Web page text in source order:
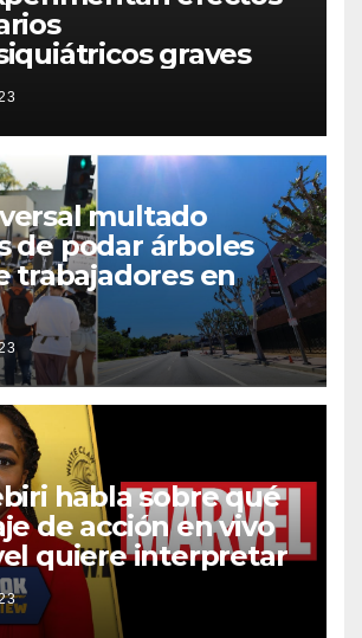
graves
multado
de podar árboles
trabajadores en
habla sobre qué
de acción en vivo
quiere interpretar